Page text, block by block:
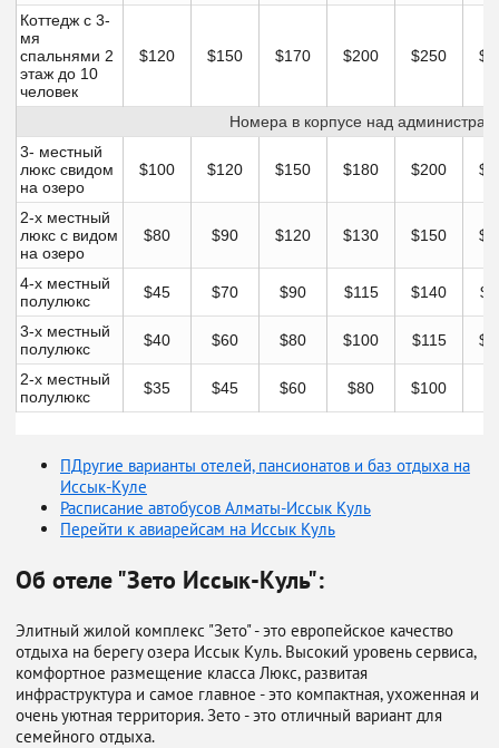
Коттедж с 3-
мя
спальнями 2
этаж до 10
человек
$120 $150 $170 $200 $250
Номера в корпусе над
3- местный
люкс свидом
на озеро
$100 $120 $150 $180 $200
2-х местный
люкс с видом
на озеро
$80 $90 $120 $130 $150
4-х местный
полулюкс
$45 $70 $90 $115 $140
3-х местный
полулюкс
$40 $60 $80 $100 $115
2-х местный
полулюкс
$35 $45 $60 $80 $100
ПДругие варианты отелей, пансионатов и баз отдыха на
Иссык-Куле
Расписание автобусов Алматы-Иссык Куль
Перейти к авиарейсам на Иссык Куль
Об отеле "Зето Иссык-Куль":
Элитный жилой комплекс "Зето" - это европейское качество
отдыха на берегу озера Иссык Куль. Высокий уровень сервиса,
комфортное размещение класса Люкс, развитая
инфраструктура и самое главное - это компактная, ухоженная и
очень уютная территория. Зето - это отличный вариант для
семейного отдыха.